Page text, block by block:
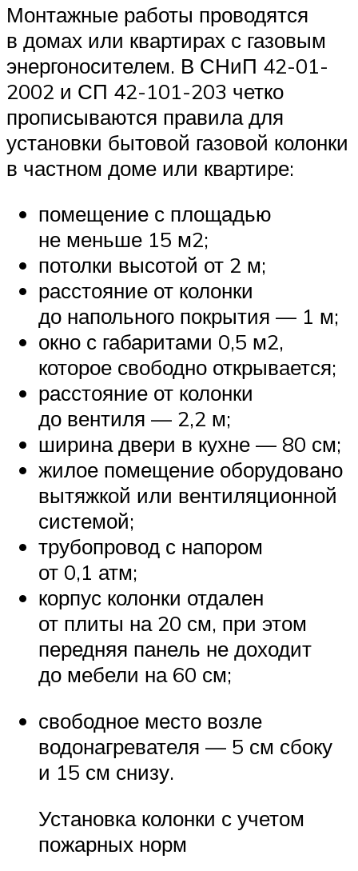
Монтажные работы проводятся
в домах или квартирах с газовым
энергоносителем. В СНиП 42-01-
2002 и СП 42-101-203 четко
прописываются правила для
установки бытовой газовой колонки
в частном доме или квартире:
помещение с площадью
не меньше 15 м2;
потолки высотой от 2 м;
расстояние от колонки
до напольного покрытия — 1 м;
окно с габаритами 0,5 м2,
которое свободно открывается;
расстояние от колонки
до вентиля — 2,2 м;
ширина двери в кухне — 80 см;
жилое помещение оборудовано
вытяжкой или вентиляционной
системой;
трубопровод с напором
от 0,1 атм;
корпус колонки отдален
от плиты на 20 см, при этом
передняя панель не доходит
до мебели на 60 см;
свободное место возле
водонагревателя — 5 см сбоку
и 15 см снизу.
Установка колонки с учетом
пожарных норм